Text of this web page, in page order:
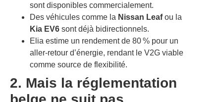
sont disponibles commercialement.
Des véhicules comme la Nissan Leafou la
Kia EV6 sont déjà bidirectionnels.
Elia estime un rendement de 80 % pour un
aller-retour d’énergie, rendant le V2G viable
comme source de flexibilité.
2. Mais la réglementation